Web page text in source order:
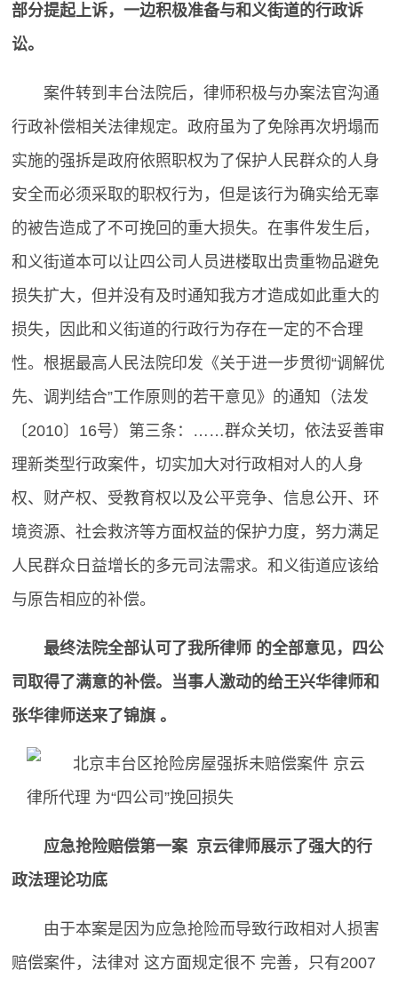
部分提起上诉，一边积极准备与和义街道的行政诉
讼。
案件转到丰台法院后，律师积极与办案法官沟通
行政补偿相关法律规定。政府虽为了免除再次坍塌而
实施的强拆是政府依照职权为了保护人民群众的人身
安全而必须采取的职权行为，但是该行为确实给无辜
的被告造成了不可挽回的重大损失。在事件发生后，
和义街道本可以让四公司人员进楼取出贵重物品避免
损失扩大，但并没有及时通知我方才造成如此重大的
损失，因此和义街道的行政行为存在一定的不合理
性。根据最高人民法院印发《关于进一步贯彻“调解优
先、调判结合”工作原则的若干意见》的通知（法发
〔2010〕16号）第三条：……群众关切，依法妥善审
理新类型行政案件，切实加大对行政相对人的人身
权、财产权、受教育权以及公平竞争、信息公开、环
境资源、社会救济等方面权益的保护力度，努力满足
人民群众日益增长的多元司法需求。和义街道应该给
与原告相应的补偿。
最终法院全部认可了我所律师 的全部意见，四公
司取得了满意的补偿。当事人激动的给王兴华律师和
张华律师送来了锦旗 。
应急抢险赔偿第一案 京云律师展示了强大的行
政法理论功底
由于本案是因为应急抢险而导致行政相对人损害
赔偿案件，法律对 这方面规定很不 完善，只有2007